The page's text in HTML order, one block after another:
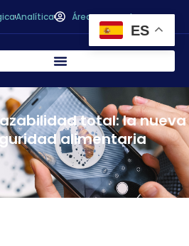
Analítica Área personal
total: la nueva
alimentaria
ES